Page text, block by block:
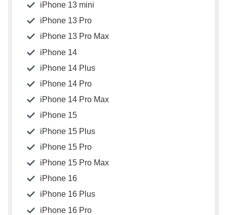
iPhone 13 mini
iPhone 13 Pro
iPhone 13 Pro Max
iPhone 14
iPhone 14 Plus
iPhone 14 Pro
iPhone 14 Pro Max
iPhone 15
iPhone 15 Plus
iPhone 15 Pro
iPhone 15 Pro Max
iPhone 16
iPhone 16 Plus
iPhone 16 Pro